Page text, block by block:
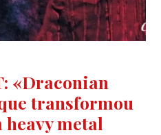
«Draconian
transformou
metal